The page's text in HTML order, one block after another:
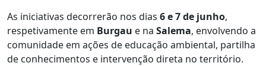
As iniciativas decorrerão nos dias 6 e 7 de junho,
respetivamente em Burgau e na Salema, envolvendo a
comunidade em ações de educação ambiental, partilha
de conhecimentos e intervenção direta no território.